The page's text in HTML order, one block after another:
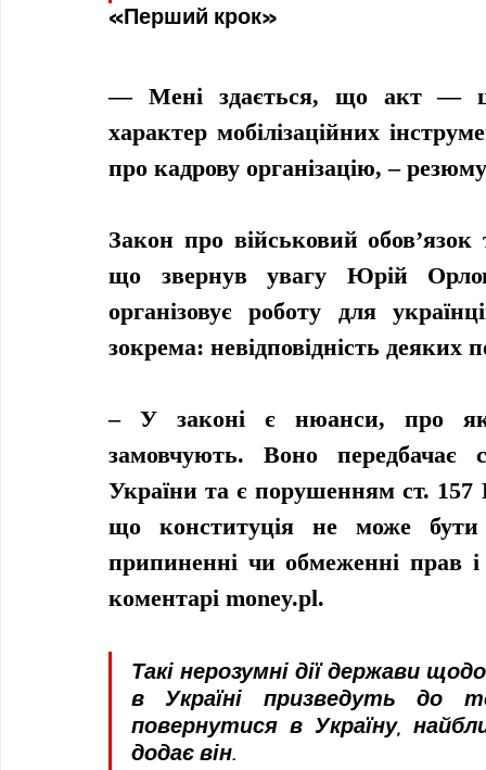
«Перший крок»
— Мені здається, що акт —
характер мобілізаційних
про кадрову організацію, –
Закон про військовий
що звернув увагу Юрій
організовує роботу для
зокрема: невідповідність деяких
– У законі є нюанси, про які
замовчують. Воно передбачає
України та є порушенням ст. 157
що конституція не може
припиненні чи обмеженні прав
коментарі money.pl.
Такі нерозумні дії держави
в Україні призведуть до
повернутися в Україну,
додає він.